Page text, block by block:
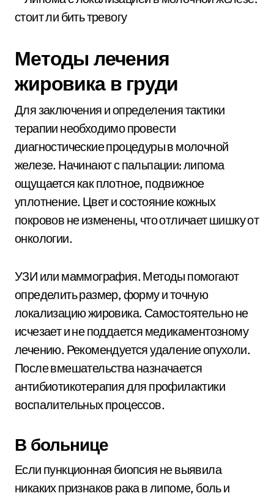
Методы лечения
жировика в груди
Для заключения и определения тактики
терапии необходимо провести
диагностические процедуры в молочной
железе. Начинают с пальпации: липома
ощущается как плотное, подвижное
уплотнение. Цвет и состояние кожных
покровов не изменены, что отличает шишку от
онкологии.
УЗИ или маммография. Методы помогают
определить размер, форму и точную
локализацию жировика. Самостоятельно не
исчезает и не поддается медикаментозному
лечению. Рекомендуется удаление опухоли.
После вмешательства назначается
антибиотикотерапия для профилактики
воспалительных процессов.
В больнице
Если пункционная биопсия не выявила
никаких признаков рака в липоме, боль и